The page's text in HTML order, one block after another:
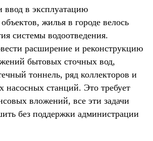
ввод в эксплуатацию
жилья в городе велось
системы водоотведения.
расширение и реконструкцию
бытовых сточных вод,
тоннель, ряд коллекторов и
насосных станций. Это требует
вложений, все эти задачи
без поддержки администрации